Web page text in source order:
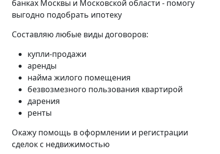
банках Москвы и Московской области - помогу
выгодно подобрать ипотеку
Составляю любые виды договоров:
купли-продажи
аренды
найма жилого помещения
безвозмезного пользования квартирой
дарения
ренты
Окажу помощь в оформлении и регистрации
сделок с недвижимостью